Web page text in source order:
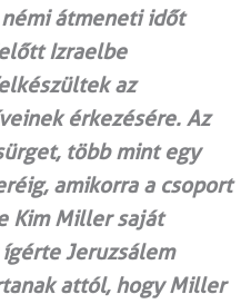
átmeneti időt
Izraelbe
az
érkezésére. Az
több mint egy
amikorra a csoport
Kim Miller saját
Jeruzsálem
attól, hogy Miller